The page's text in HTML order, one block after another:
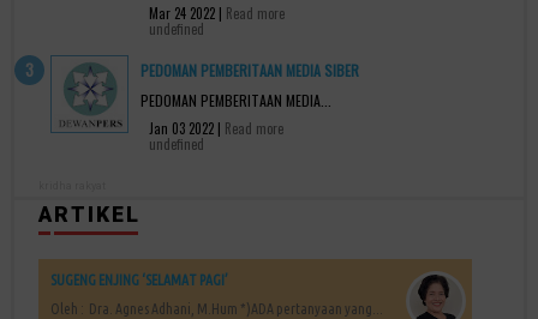
Mar 24 2022 | Read more
undefined
PEDOMAN PEMBERITAAN MEDIA SIBER
PEDOMAN PEMBERITAAN MEDIA...
Jan 03 2022 | Read more
undefined
ARTIKEL
SUGENG ENJING ‘SELAMAT PAGI’
Oleh : Dra. Agnes Adhani, M.Hum *)ADA pertanyaan yang...